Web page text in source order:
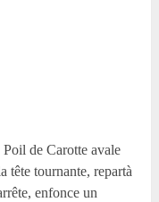
de Carotte avale
tête tournante, repartà
enfonce un